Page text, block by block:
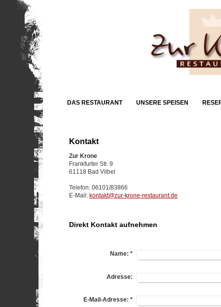
DAS RESTAURANT UNSERE SPEISEN
Kontakt
Zur Krone
Frankfurter Str. 9
61118 Bad Vilbel
Telefon: 06101/83866
E-Mail: kontakt@zur-krone-restaurant.de
Direkt Kontakt aufnehmen
Name: *
Adresse:
E-Mail-Adresse: *